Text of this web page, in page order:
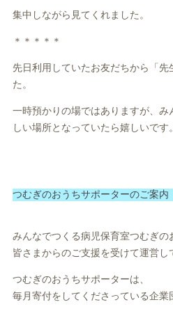
集中しながら見てくれました。
＊＊＊＊＊
先日利用していたお友だちから「先
た。
一時預かりの場ではありますが、
しい場所となっていたら嬉しいです。
つむぎのおうちサポーターのご案内
みんなでつくる病児保育室つむぎの
皆さまからのご支援を受けて運営し
つむぎのおうちサポーターは、
毎月寄付をしてくださっている企業